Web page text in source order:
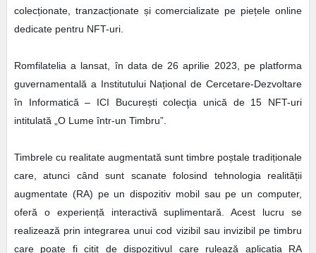
colecționate, tranzacționate și comercializate pe piețele online
dedicate pentru NFT-uri.
Romfilatelia a lansat, în data de 26 aprilie 2023, pe platforma
guvernamentală a Institutului Național de Cercetare-Dezvoltare
în Informatică – ICI București colecţia unică de 15 NFT-uri
intitulată „O Lume într-un Timbru”.
Timbrele cu realitate augmentată sunt timbre poștale tradiționale
care, atunci când sunt scanate folosind tehnologia realității
augmentate (RA) pe un dispozitiv mobil sau pe un computer,
oferă o experiență interactivă suplimentară. Acest lucru se
realizează prin integrarea unui cod vizibil sau invizibil pe timbru
care poate fi citit de dispozitivul care rulează aplicația RA